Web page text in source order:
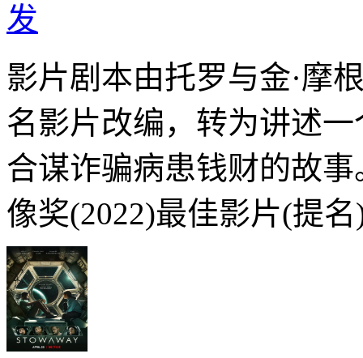
发
影片剧本由托罗与金·摩
名影片改编，转为讲述
合谋诈骗病患钱财的故
像奖(2022)最佳影片(提